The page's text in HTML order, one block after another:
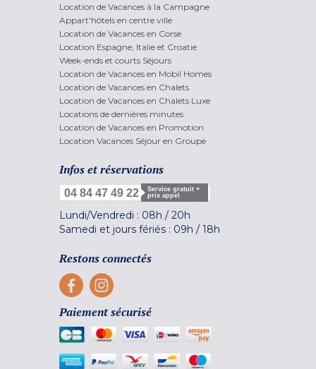
Location de Vacances à la Campagne
Appart'hôtels en centre ville
Location de Vacances en Corse
Location Espagne, Italie et Croatie
Week-ends et courts Séjours
Location de Vacances en Mobil Homes
Location de Vacances en Chalets
Location de Vacances en Chalets Luxe
Locations de dernières minutes
Location de Vacances en Promotion
Location Vacances Séjour en Groupe
Infos et réservations
04 84 47 49 22
Service gratuit +
prix appel
Lundi/Vendredi : 08h / 20h
Samedi et jours fériés : 09h / 18h
Restons connectés
Paiement sécurisé